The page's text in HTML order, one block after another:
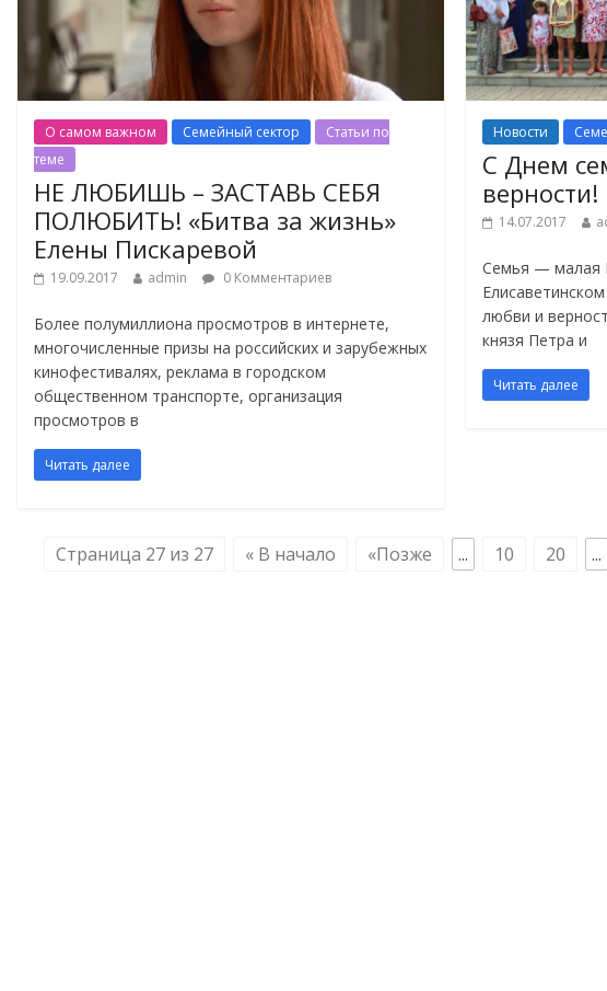
О самом важном Семейный сектор
Статьи по
теме
НЕ ЛЮБИШЬ – ЗАСТАВЬ СЕБЯ
ПОЛЮБИТЬ! «Битва за жизнь»
Елены Пискаревой
19.09.2017 admin 0 Комментариев
Более полумиллиона просмотров в интернете,
многочисленные призы на российских и зарубежных
кинофестивалях, реклама в городском
общественном транспорте, организация
просмотров в
Читать далее
Новости
С Днем
верности!
14.07.2017
Семья — малая
любви и
князя Петра и
Читать далее
Страница 27 из 27 « В начало «Позже ... 10 20 ...